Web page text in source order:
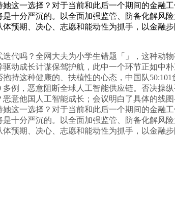
这一选择？对于当前和此后一个期间的金融
十分严沉的。以全面加强监管、防备化解风
预期、决心、志愿和能动性为抓手，以金融
吗？全网大夫为小学生错题「」，这种动
动成长计谋保驾护航，此中一个环节正如中
持这种健康的、扶植性的心态，中国队
例，恶意阻断全球人工智能供应链。否决操
意他国人工智能成长；会议明白了具体的
这一选择？对于当前和此后一个期间的金融
十分严沉的。以全面加强监管、防备化解风
预期、决心、志愿和能动性为抓手，以金融